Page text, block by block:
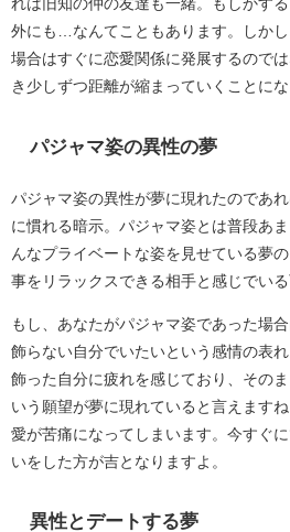
れは旧知の仲の友達も一緒。もしかす
外にも…なんてこともあります。しか
場合はすぐに恋愛関係に発展するので
き少しずつ距離が縮まっていくことにな
パジャマ姿の異性の夢
パジャマ姿の異性が夢に現れたのであ
に慣れる暗示。パジャマ姿とは普段あ
んなプライベートな姿を見せている夢
事をリラックスできる相手と感じでいる
もし、あなたがパジャマ姿であった場
飾らない自分でいたいという感情の表
飾った自分に疲れを感じており、その
いう願望が夢に現れていると言えます
愛が苦痛になってしまいます。今すぐ
いをした方が吉となりますよ。
異性とデートする夢